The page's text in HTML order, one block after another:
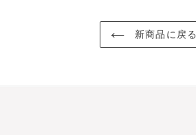
新商品に戻る